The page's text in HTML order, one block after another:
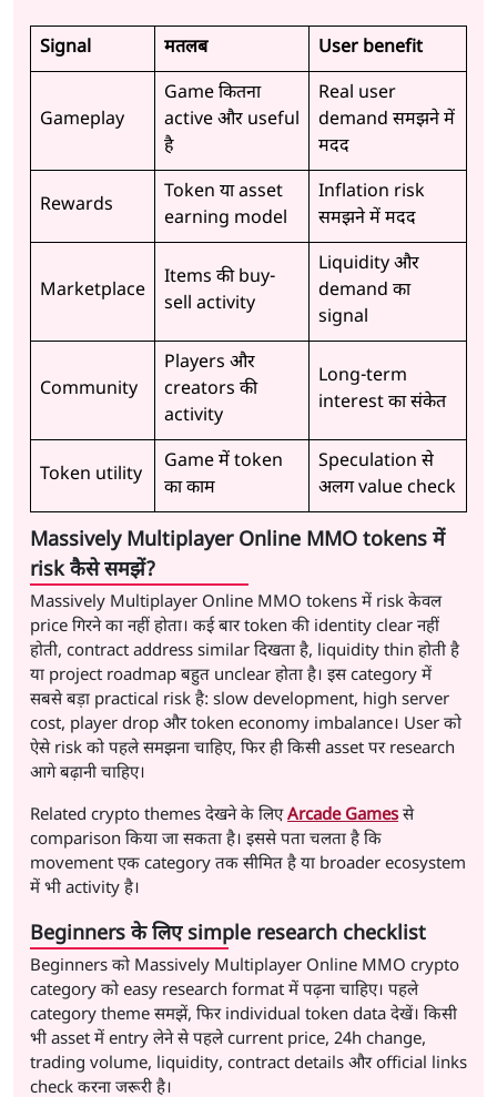
Signal मतलब User benefit
Gameplay
Game कितना
active और useful
है
Real user
demand समझने में
मदद
Rewards
Token या asset
earning model
Inflation risk
समझने में मदद
Marketplace
Items की buy-
sell activity
Liquidity और
demand का
signal
Community
Players और
creators की
activity
Long-term
interest का संकेत
Token utility
Game में token
का काम
Speculation से
अलग value check
Massively Multiplayer Online MMO tokens में
risk कैसे समझें?
Massively Multiplayer Online MMO tokens में risk केवल
price गिरने का नहीं होता। कई बार token की identity clear नहीं
होती, contract address similar दिखता है, liquidity thin होती है
या project roadmap बहुत unclear होता है। इस category में
सबसे बड़ा practical risk है: slow development, high server
cost, player drop और token economy imbalance। User को
ऐसे risk को पहले समझना चाहिए, फिर ही किसी asset पर research
आगे बढ़ानी चाहिए।
Related crypto themes देखने के लिएArcade Gamesसे
comparison किया जा सकता है। इससे पता चलता है कि
movement एक category तक सीमित है या broader ecosystem
में भी activity है।
Beginners के लिए simple research checklist
Beginners को Massively Multiplayer Online MMO crypto
category को easy research format में पढ़ना चाहिए। पहले
category theme समझें, फिर individual token data देखें। किसी
भी asset में entry लेने से पहले current price, 24h change,
trading volume, liquidity, contract details और official links
check करना जरूरी है।